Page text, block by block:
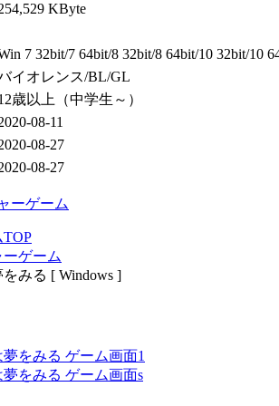
KByte
7 32bit/7 64bit/8 32bit/8 64bit/10 32bit/10
イオレンス/BL/GL
歳以上（中学生～）
08-11
08-27
08-27
ーゲーム
ゲーム
みる [ Windows ]